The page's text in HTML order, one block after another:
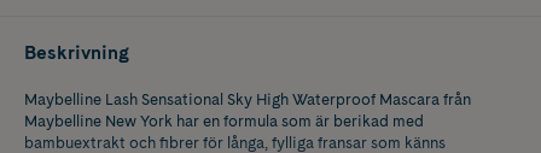
Beskrivning
Maybelline Lash Sensational Sky High Waterproof Mascara från
Maybelline New York har en formula som är berikad med
bambuextrakt och fibrer för långa, fylliga fransar som känns